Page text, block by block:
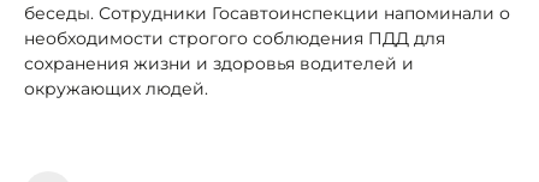
беседы. Сотрудники Госавтоинспекции напоминали о
необходимости строгого соблюдения ПДД для
сохранения жизни и здоровья водителей и
окружающих людей.